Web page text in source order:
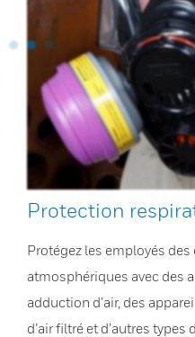
Protection
Protégez les employés
atmosphériques avec des
adduction d’air, des
d’air filtré et d’autres